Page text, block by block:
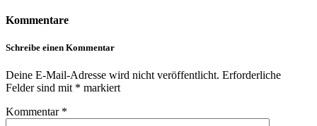
Kommentare
Schreibe einen Kommentar
Deine E-Mail-Adresse wird nicht veröffentlicht. Erforderliche
Felder sind mit * markiert
Kommentar *